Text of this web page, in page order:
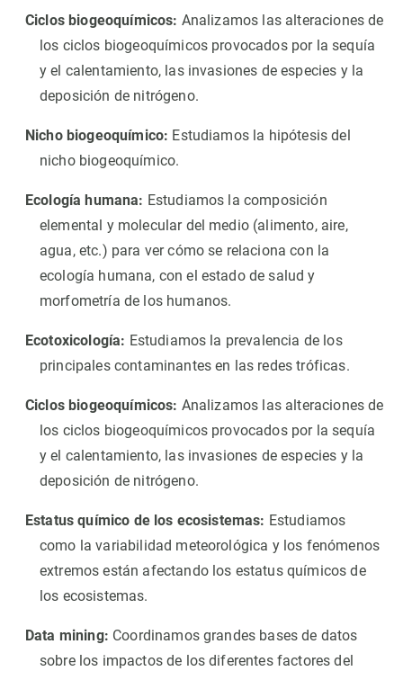
Ciclos biogeoquímicos: Analizamos las alteraciones de
los ciclos biogeoquímicos provocados por la sequía
y el calentamiento, las invasiones de especies y la
deposición de nitrógeno.
Nicho biogeoquímico: Estudiamos la hipótesis del
nicho biogeoquímico.
Ecología humana: Estudiamos la composición
elemental y molecular del medio (alimento, aire,
agua, etc.) para ver cómo se relaciona con la
ecología humana, con el estado de salud y
morfometría de los humanos.
Ecotoxicología: Estudiamos la prevalencia de los
principales contaminantes en las redes tróficas.
Ciclos biogeoquímicos: Analizamos las alteraciones de
los ciclos biogeoquímicos provocados por la sequía
y el calentamiento, las invasiones de especies y la
deposición de nitrógeno.
Estatus químico de los ecosistemas: Estudiamos
como la variabilidad meteorológica y los fenómenos
extremos están afectando los estatus químicos de
los ecosistemas.
Data mining: Coordinamos grandes bases de datos
sobre los impactos de los diferentes factores del